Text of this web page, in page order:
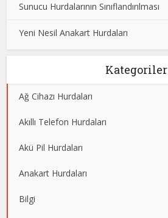
Sunucu Hurdalarının Sınıflandırılması
Yeni Nesil Anakart Hurdaları
Kategoriler
Ağ Cihazı Hurdaları
Akıllı Telefon Hurdaları
Akü Pil Hurdaları
Anakart Hurdaları
Bilgi